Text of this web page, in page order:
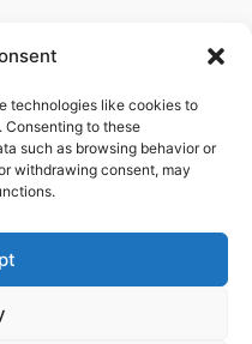
technologies like cookies to
Consenting to these
such as browsing behavior or
withdrawing consent, may
| DESIGNED DEVELOPED